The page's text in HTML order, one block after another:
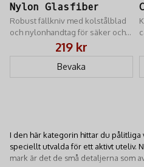
Nylon Glasfiber
Robust fällkniv med kolstålblad
och nylonhandtag för säker och
effektiv användning.
219 kr
Bevaka
I den här kategorin hittar du
speciellt utvalda för ett aktivt uteliv.
mark är det de små detaljerna som